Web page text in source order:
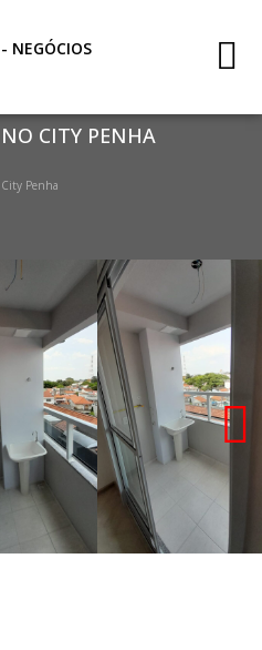
NEGÓCIOS
CITY PENHA
Penha